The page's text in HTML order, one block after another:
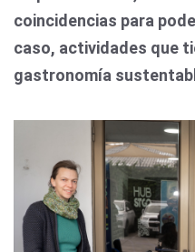
coincidencias para
caso, actividades que
gastronomía